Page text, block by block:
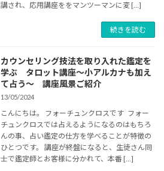
講され、応用講座ををマンツーマンに変 […]
続きを読む
カウンセリング技法を取り入れた鑑定を
学ぶ タロット講座～小アルカナも加え
て占う～ 講座風景ご紹介
13/05/2024
こんにちは。 フォーチュンクロスです フォー
チュンクロスでは占えるようになるのはもちろ
んの事、占い鑑定の仕方を学べることが特徴の
ひとつです。 講座が終盤になると、生徒さん同
士で鑑定師とお客様に分かれて、本番 […]